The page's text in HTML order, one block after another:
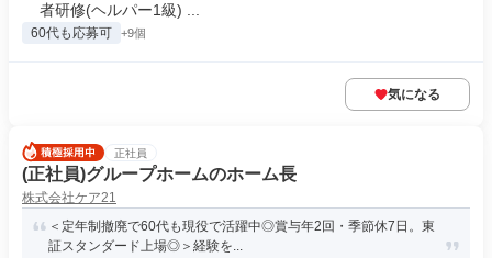
者研修(ヘルパー1級) ...
60代も応募可 +9個
気になる
正社員
(正社員)グループホームのホーム長
株式会社ケア21
＜定年制撤廃で60代も現役で活躍中◎賞与年2回・季節休7日。東
証スタンダード上場◎＞経験を...